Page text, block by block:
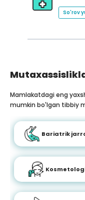
So'rov
Mamlakatdagi eng
mumkin bo'lgan tibbiy
Bariatrik